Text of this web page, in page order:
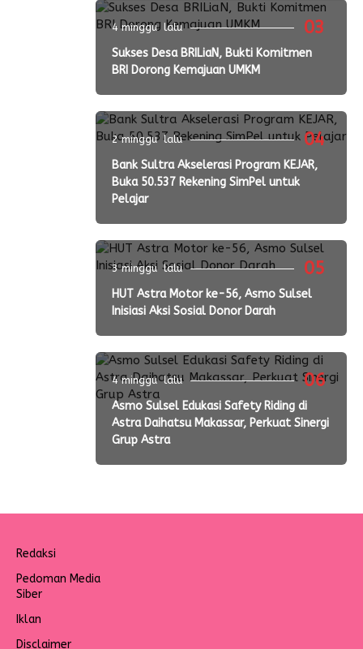
03
4 minggu lalu
Sukses Desa BRILiaN, Bukti Komitmen
BRI Dorong Kemajuan UMKM
04
2 minggu lalu
Bank Sultra Akselerasi Program KEJAR,
Buka 50.537 Rekening SimPel untuk
Pelajar
05
3 minggu lalu
HUT Astra Motor ke-56, Asmo Sulsel
Inisiasi Aksi Sosial Donor Darah
06
4 minggu lalu
Asmo Sulsel Edukasi Safety Riding di
Astra Daihatsu Makassar, Perkuat Sinergi
Grup Astra
Redaksi
Pedoman Media
Siber
Iklan
Disclaimer